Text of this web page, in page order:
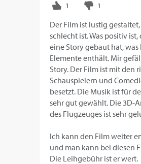
Der Film ist lustig
schlecht ist. Was positiv ist,
eine Story gebaut hat,
Elemente enthält. Mir
Story. Der Film ist mit den
Schauspielern und
besetzt. Die Musik ist für
sehr gut gewählt. Die 3D-
des Flugzeuges ist sehr
Ich kann den Film weiter
und man kann bei diesen
Die Leihgebühr ist er wert.